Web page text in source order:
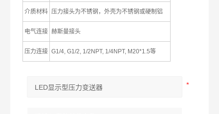
介质材料 压力接头为不锈钢，外壳为不锈钢或硬制铝
电气连接 赫斯曼接头
压力连接 G1/4, G1/2, 1/2NPT, 1/4NPT, M20*1.5等